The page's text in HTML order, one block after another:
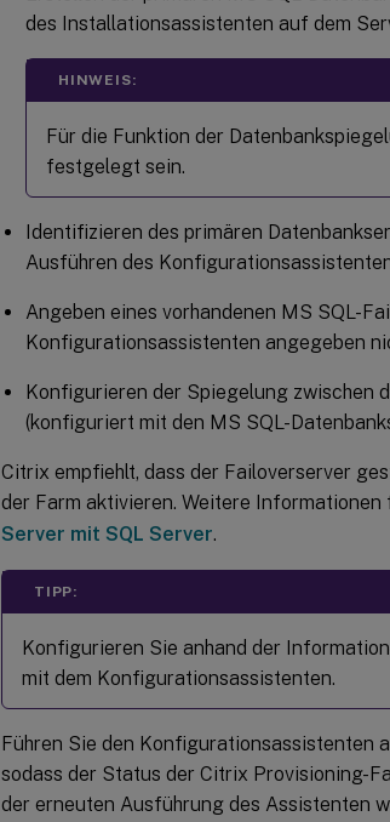
des Installationsassistenten auf dem
HINWEIS:
Für die Funktion der
festgelegt sein.
Identifizieren des primären
Ausführen des
Angeben eines vorhandenen MS SQL-
Konfigurationsassistenten angegeben
Konfigurieren der Spiegelung zwischen
(konfiguriert mit den MS SQL-
Citrix empfiehlt, dass der Failoverserver
der Farm aktivieren. Weitere Informationen
Server mit SQL Server.
TIPP:
Konfigurieren Sie anhand der
mit dem Konfigurationsassistenten.
Führen Sie den Konfigurationsassistenten
sodass der Status der Citrix Provisioning-
der erneuten Ausführung des Assistenten